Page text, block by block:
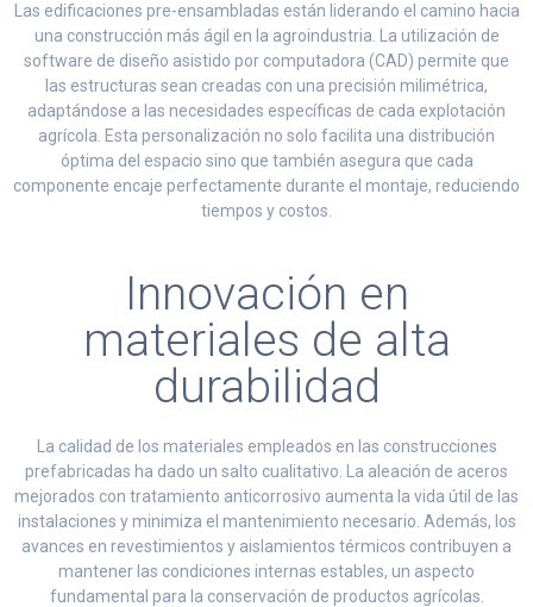
Las edificaciones pre-ensambladas están liderando el camino hacia
una construcción más ágil en la agroindustria. La utilización de
software de diseño asistido por computadora (CAD) permite que
las estructuras sean creadas con una precisión milimétrica,
adaptándose a las necesidades específicas de cada explotación
agrícola. Esta personalización no solo facilita una distribución
óptima del espacio sino que también asegura que cada
componente encaje perfectamente durante el montaje, reduciendo
tiempos y costos.
Innovación en
materiales de alta
durabilidad
La calidad de los materiales empleados en las construcciones
prefabricadas ha dado un salto cualitativo. La aleación de aceros
mejorados con tratamiento anticorrosivo aumenta la vida útil de las
instalaciones y minimiza el mantenimiento necesario. Además, los
avances en revestimientos y aislamientos térmicos contribuyen a
mantener las condiciones internas estables, un aspecto
fundamental para la conservación de productos agrícolas.